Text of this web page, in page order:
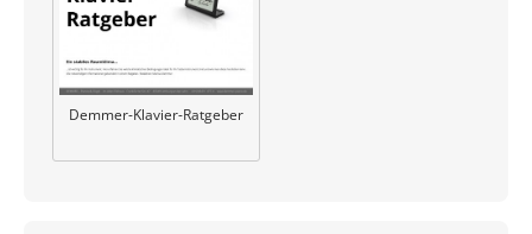
Demmer-Klavier-Ratgeber